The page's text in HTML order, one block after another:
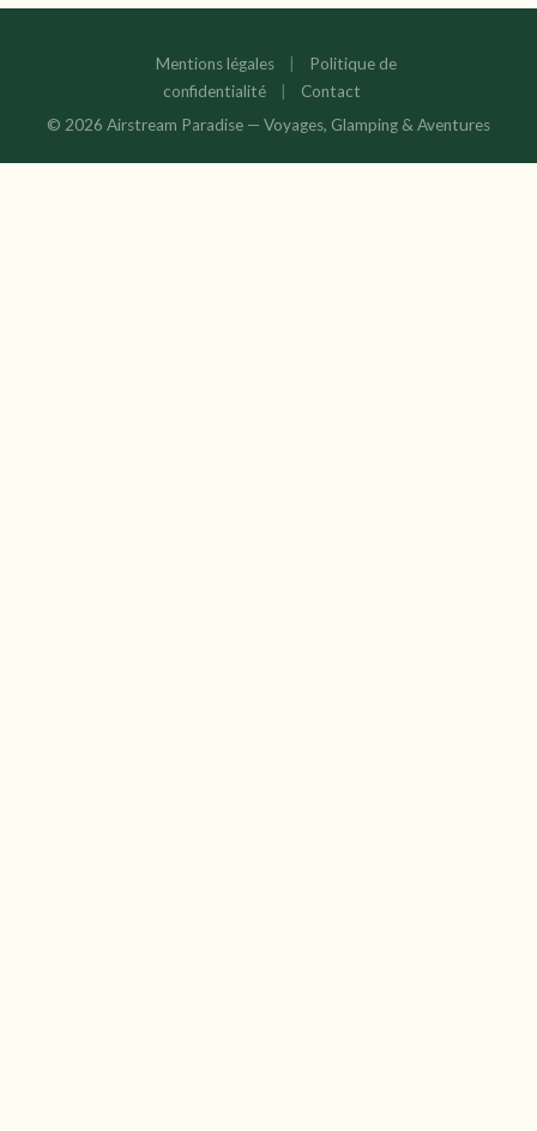
Mentions légales
Politique de
confidentialité
Contact
© 2026 Airstream Paradise — Voyages, Glamping & Aventures